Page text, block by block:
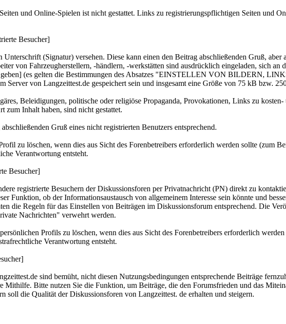
und Online-Spielen ist nicht gestattet. Links zu registrierungspflichtigen Seiten und
Besucher]
(Signatur) versehen. Diese kann einen den Beitrag abschließenden Gruß,
von Fahrzeugherstellern, -händlern, -werkstätten sind ausdrücklich eingeladen, sich
geben] (es gelten die Bestimmungen des Absatzes "EINSTELLEN VON BILDERN,
Server von Langzeittest.de gespeichert sein und insgesamt eine Größe von 75 kB bzw.
Beleidigungen, politische oder religiöse Propaganda, Provokationen, Links zu
zum Inhalt haben, sind nicht gestattet.
Gruß eines nicht registrierten Benutzers entsprechend.
zu löschen, wenn dies aus Sicht des Forenbetreibers erforderlich werden sollte (zum
Verantwortung entsteht.
Besucher]
registrierte Besuchern der Diskussionsforen per Privatnachricht (PN) direkt zu
Funktion, ob der Informationsaustausch von allgemeinem Interesse sein könnte und
die Regeln für das Einstellen von Beiträgen im Diskussionsforum entsprechend. Die
Nachrichten" verwehrt werden.
Profils zu löschen, wenn dies aus Sicht des Forenbetreibers erforderlich
Verantwortung entsteht.
sind bemüht, nicht diesen Nutzungsbedingungen entsprechende Beiträge
Bitte nutzen Sie die Funktion, um Beiträge, die den Forumsfrieden und das
soll die Qualität der Diskussionsforen von Langzeittest. de erhalten und steigern.